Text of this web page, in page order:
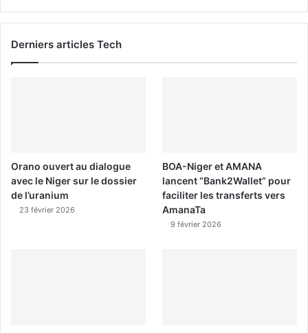
Derniers articles Tech
Orano ouvert au dialogue
avec le Niger sur le dossier
de l’uranium
23 février 2026
BOA-Niger et AMANA
lancent “Bank2Wallet” pour
faciliter les transferts vers
AmanaTa
9 février 2026